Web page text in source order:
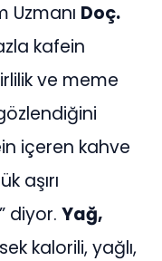
Uzmanı Doç.
kafein
ve meme
içeren kahve
aşırı
diyor. Yağ,
kalorili, yağlı,